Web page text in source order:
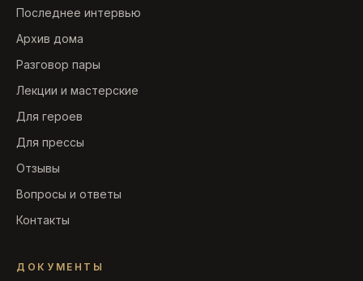
Последнее интервью
Архив дома
Разговор пары
Лекции и мастерские
Для героев
Для прессы
Отзывы
Вопросы и ответы
Контакты
ДОКУМЕНТЫ